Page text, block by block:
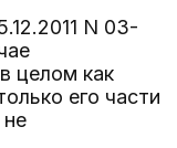
N 03-
целом как
его части